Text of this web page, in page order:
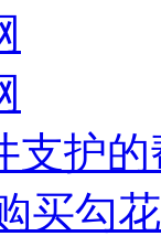
支护的
买勾